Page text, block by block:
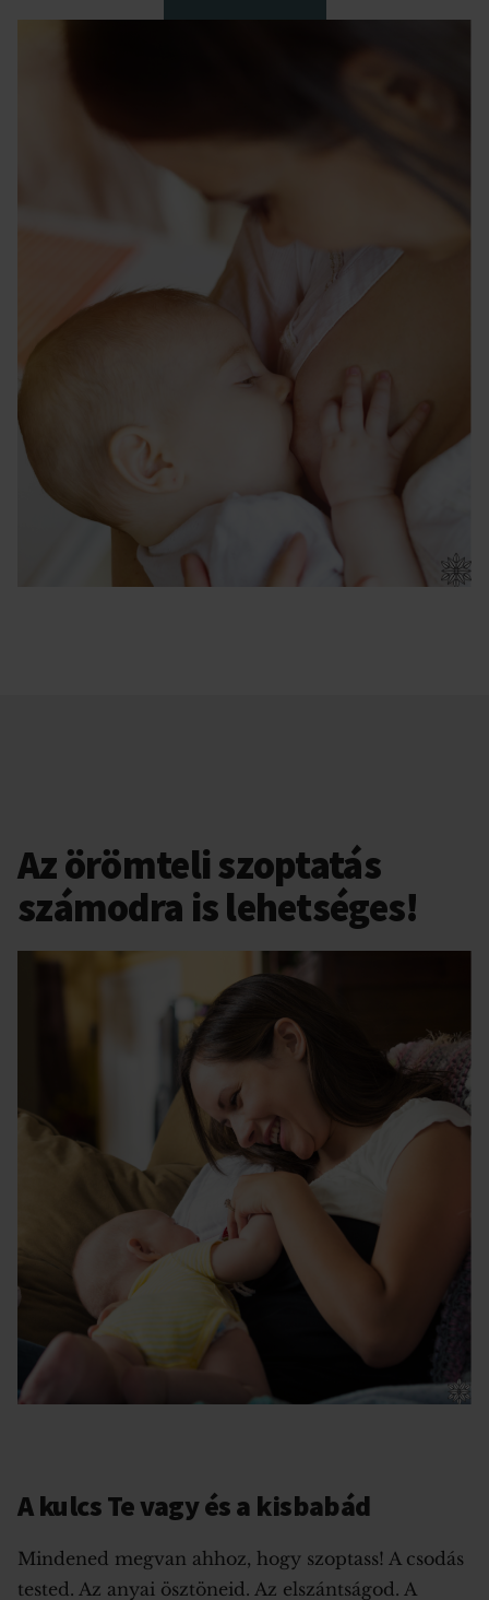
Az örömteli szoptatás
számodra is lehetséges!
A kulcs Te vagy és a kisbabád
Mindened megvan ahhoz, hogy szoptass! A csodás
tested. Az anyai ösztöneid. Az elszántságod. A